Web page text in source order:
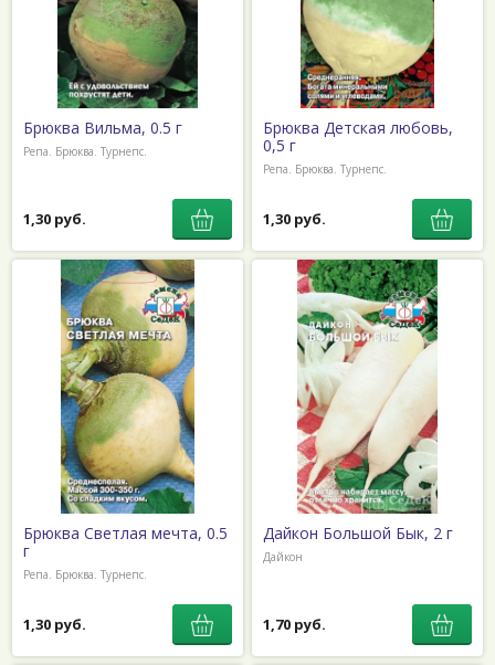
Брюква Вильма, 0.5 г
Репа. Брюква. Турнепс.
1,30 руб.
Брюква Детская любовь,
0,5 г
Репа. Брюква. Турнепс.
1,30 руб.
Брюква Светлая мечта, 0.5
г
Репа. Брюква. Турнепс.
1,30 руб.
Дайкон Большой Бык, 2 г
Дайкон
1,70 руб.